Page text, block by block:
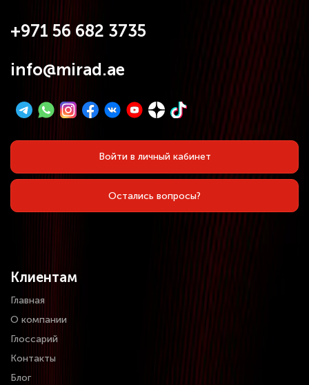
Клиентам
Главная
О компании
Глоссарий
Контакты
Блог
Войти в личный кабинет
Остались вопросы?
+971 56 682 3735
info@mirad.ae